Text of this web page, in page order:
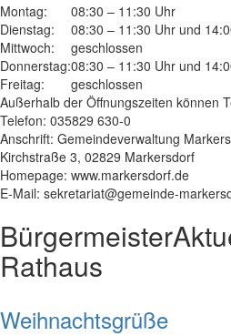
Montag:
08:30 – 11:30 Uhr
Dienstag:
08:30 – 11:30 Uhr und
Mittwoch:
geschlossen
Donnerstag:08:30 – 11:30 Uhr und
Freitag:
geschlossen
Außerhalb der Öffnungszeiten können
Telefon: 035829 630-0
Anschrift: Gemeindeverwaltung
Kirchstraße 3, 02829 Markersdorf
Homepage: www.markersdorf.de
E-Mail: sekretariat@gemeinde-
Bürgermeister
Rathaus
Weihnachtsgrüße